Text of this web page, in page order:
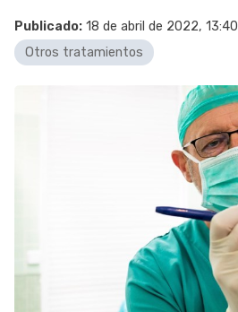
Publicado: 18 de abril de 2022, 13:40
Otros tratamientos